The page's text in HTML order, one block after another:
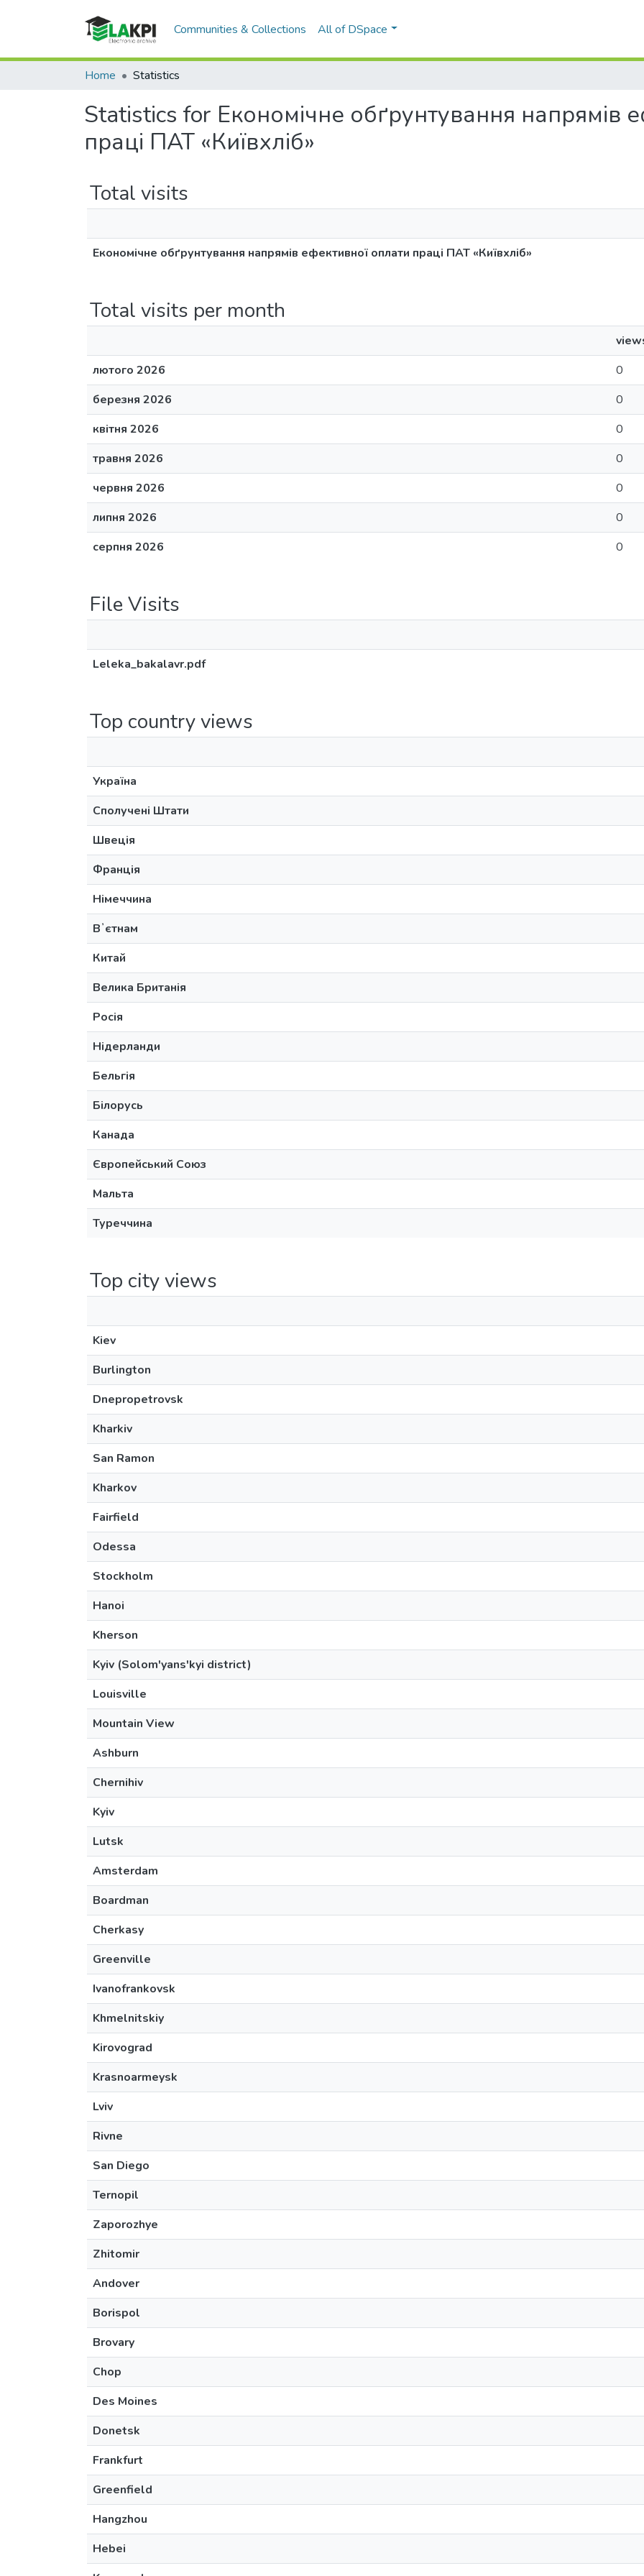
Communities & Collections All of DSpace
Home Statistics
Statistics for Економічне обґрунтування напрямів
праці ПАТ «Київхліб»
Total visits
Економічне обґрунтування напрямів ефективної оплати праці ПАТ «Київхліб»
Total visits per month
лютого 2026
0
березня 2026
0
квітня 2026
0
травня 2026
0
червня 2026
0
липня 2026
0
серпня 2026
0
File Visits
Leleka_bakalavr.pdf
Top country views
Україна
Сполучені Штати
Швеція
Франція
Німеччина
Вʼєтнам
Китай
Велика Британія
Росія
Нідерланди
Бельгія
Білорусь
Канада
Європейський Союз
Мальта
Туреччина
Top city views
Kiev
Burlington
Dnepropetrovsk
Kharkiv
San Ramon
Kharkov
Fairfield
Odessa
Stockholm
Hanoi
Kherson
Kyiv (Solom'yans'kyi district)
Louisville
Mountain View
Ashburn
Chernihiv
Kyiv
Lutsk
Amsterdam
Boardman
Cherkasy
Greenville
Ivanofrankovsk
Khmelnitskiy
Kirovograd
Krasnoarmeysk
Lviv
Rivne
San Diego
Ternopil
Zaporozhye
Zhitomir
Andover
Borispol
Brovary
Chop
Des Moines
Donetsk
Frankfurt
Greenfield
Hangzhou
Hebei